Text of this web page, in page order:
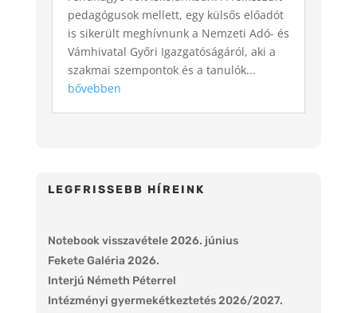
pedagógusok mellett, egy külsős előadót
is sikerült meghívnunk a Nemzeti Adó- és
Vámhivatal Győri Igazgatóságáról, aki a
szakmai szempontok és a tanulók...
bővebben
LEGFRISSEBB HÍREINK
Notebook visszavétele 2026. június
Fekete Galéria 2026.
Interjú Németh Péterrel
Intézményi gyermekétkeztetés 2026/2027.